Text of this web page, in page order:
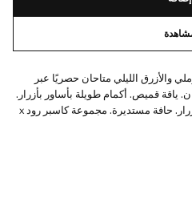
والأزرق الليلي متاحان حصريًا عبر
قصة عادية. نسيج 100% كتان. ياقة قميص. أكمام طويلة بأساور بأزرار.
تفاصيل طيات خلفية. إغلاق أمامي بأزرار. حافة مستديرة. مجموعة كاسبر رود x
الجودة لدينا بإضافة اختبارات